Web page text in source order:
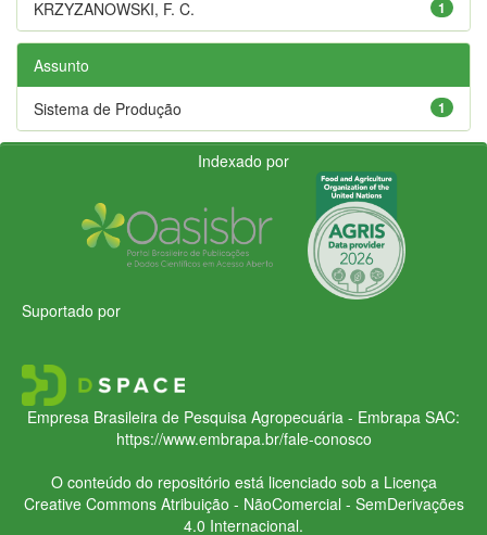
1
KRZYZANOWSKI, F. C.
Assunto
1
Sistema de Produção
Indexado por
Suportado por
Empresa Brasileira de Pesquisa Agropecuária - Embrapa SAC:
https://www.embrapa.br/fale-conosco
O conteúdo do repositório está licenciado sob a Licença
Creative CommonsAtribuição - NãoComercial - SemDerivações
4.0 Internacional.